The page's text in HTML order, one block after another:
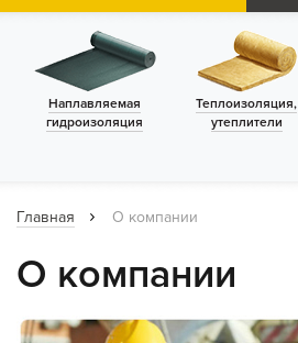
Наплавляемая
гидроизоляция
Теплоизоляция,
утеплители
Главная О компании
О компании